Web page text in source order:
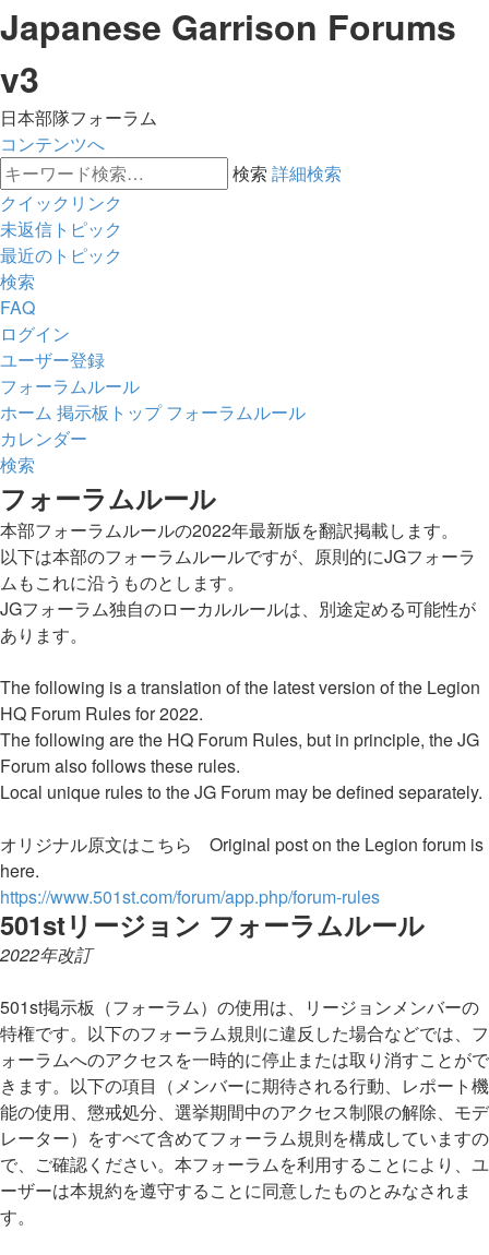
Japanese Garrison Forums
v3
日本部隊フォーラム
コンテンツへ
検索 詳細検索
クイックリンク
未返信トピック
最近のトピック
検索
FAQ
ログイン
ユーザー登録
フォーラムルール
ホーム 掲示板トップ フォーラムルール
カレンダー
検索
フォーラムルール
本部フォーラムルールの2022年最新版を翻訳掲載します。
以下は本部のフォーラムルールですが、原則的にJGフォーラ
ムもこれに沿うものとします。
JGフォーラム独自のローカルルールは、別途定める可能性が
あります。
The following is a translation of the latest version of the Legion
HQ Forum Rules for 2022.
The following are the HQ Forum Rules, but in principle, the JG
Forum also follows these rules.
Local unique rules to the JG Forum may be defined separately.
オリジナル原文はこちら Original post on the Legion forum is
here.
https://www.501st.com/forum/app.php/forum-rules
501stリージョン フォーラムルール
2022年改訂
501st掲示板（フォーラム）の使用は、リージョンメンバーの
特権です。以下のフォーラム規則に違反した場合などでは、フ
ォーラムへのアクセスを一時的に停止または取り消すことがで
きます。以下の項目（メンバーに期待される行動、レポート機
能の使用、懲戒処分、選挙期間中のアクセス制限の解除、モデ
レーター）をすべて含めてフォーラム規則を構成していますの
で、ご確認ください。本フォーラムを利用することにより、ユ
ーザーは本規約を遵守することに同意したものとみなされま
す。